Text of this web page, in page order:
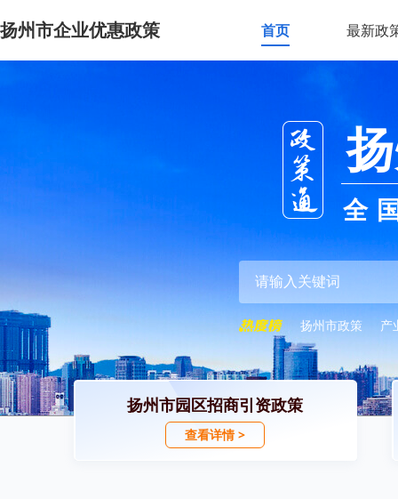
扬州市企业优惠政策 首页 最新政
全
扬州市政策 产
扬州市园区招商引资政策
查看详情 >